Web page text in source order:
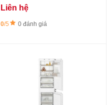
200 - 289L
Liên hệ
0/5 0 đánh giá